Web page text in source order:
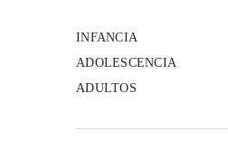
INFANCIA
ADOLESCENCIA
ADULTOS